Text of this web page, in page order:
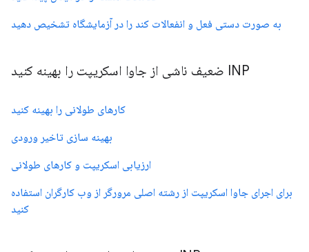
به صورت دستی فعل و انفعالات کند را در آزمایشگاه تشخیص دهید
INP ضعیف ناشی از جاوا اسکریپت را بهینه کنید
کارهای طولانی را بهینه کنید
بهینه سازی تاخیر ورودی
ارزیابی اسکریپت و کارهای طولانی
برای اجرای جاوا اسکریپت از رشته اصلی مرورگر از وب کارگران استفاده
کنید